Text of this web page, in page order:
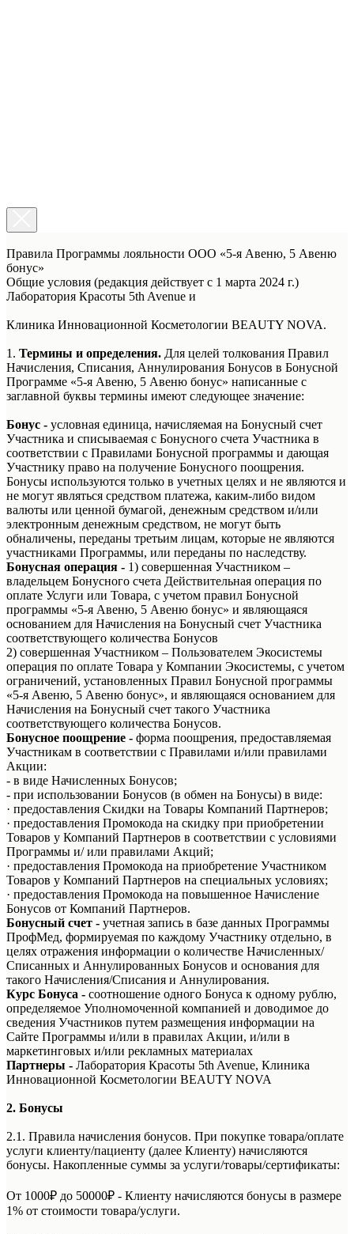
Правила Программы лояльности ООО «5-я Авеню, 5 Авеню
бонус»
Общие условия (редакция действует с 1 марта 2024 г.)
Лаборатория Красоты 5th Avenue и
Клиника Инновационной Косметологии BEAUTY NOVA.
1. Термины и определения. Для целей толкования Правил
Начисления, Списания, Аннулирования Бонусов в Бонусной
Программе «5-я Авеню, 5 Авеню бонус» написанные с
заглавной буквы термины имеют следующее значение:
Бонус - условная единица, начисляемая на Бонусный счет
Участника и списываемая с Бонусного счета Участника в
соответствии с Правилами Бонусной программы и дающая
Участнику право на получение Бонусного поощрения.
Бонусы используются только в учетных целях и не являются и
не могут являться средством платежа, каким-либо видом
валюты или ценной бумагой, денежным средством и/или
электронным денежным средством, не могут быть
обналичены, переданы третьим лицам, которые не являются
участниками Программы, или переданы по наследству.
Бонусная операция - 1) совершенная Участником –
владельцем Бонусного счета Действительная операция по
оплате Услуги или Товара, с учетом правил Бонусной
программы «5-я Авеню, 5 Авеню бонус» и являющаяся
основанием для Начисления на Бонусный счет Участника
соответствующего количества Бонусов
2) совершенная Участником – Пользователем Экосистемы
операция по оплате Товара у Компании Экосистемы, с учетом
ограничений, установленных Правил Бонусной программы
«5-я Авеню, 5 Авеню бонус», и являющаяся основанием для
Начисления на Бонусный счет такого Участника
соответствующего количества Бонусов.
Бонусное поощрение - форма поощрения, предоставляемая
Участникам в соответствии с Правилами и/или правилами
Акции:
- в виде Начисленных Бонусов;
- при использовании Бонусов (в обмен на Бонусы) в виде:
· предоставления Скидки на Товары Компаний Партнеров;
· предоставления Промокода на скидку при приобретении
Товаров у Компаний Партнеров в соответствии с условиями
Программы и/ или правилами Акций;
· предоставления Промокода на приобретение Участником
Товаров у Компаний Партнеров на специальных условиях;
· предоставления Промокода на повышенное Начисление
Бонусов от Компаний Партнеров.
Бонусный счет - учетная запись в базе данных Программы
ПрофМед, формируемая по каждому Участнику отдельно, в
целях отражения информации о количестве Начисленных/
Списанных и Аннулированных Бонусов и основания для
такого Начисления/Списания и Аннулирования.
Курс Бонуса - соотношение одного Бонуса к одному рублю,
определяемое Уполномоченной компанией и доводимое до
сведения Участников путем размещения информации на
Сайте Программы и/или в правилах Акции, и/или в
маркетинговых и/или рекламных материалах
Партнеры - Лаборатория Красоты 5th Avenue, Клиника
Инновационной Косметологии BEAUTY NOVA
2. Бонусы
2.1. Правила начисления бонусов. При покупке товара/оплате
услуги клиенту/пациенту (далее Клиенту) начисляются
бонусы. Накопленные суммы за услуги/товары/сертификаты:
От 1000₽ до 50000₽ - Клиенту начисляются бонусы в размере
1% от стоимости товара/услуги.